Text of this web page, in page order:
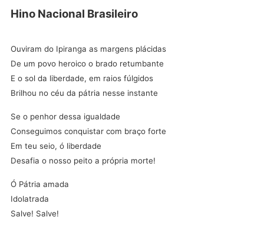
Hino Nacional Brasileiro
Ouviram do Ipiranga as margens plácidas
De um povo heroico o brado retumbante
E o sol da liberdade, em raios fúlgidos
Brilhou no céu da pátria nesse instante
Se o penhor dessa igualdade
Conseguimos conquistar com braço forte
Em teu seio, ó liberdade
Desafia o nosso peito a própria morte!
Ó Pátria amada
Idolatrada
Salve! Salve!